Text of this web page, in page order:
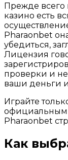
Прежде всего
казино есть
Pharaonbet
убедиться,
Лицензия
проверки и
ваши деньги
Играйте
Pharaonbet
Как